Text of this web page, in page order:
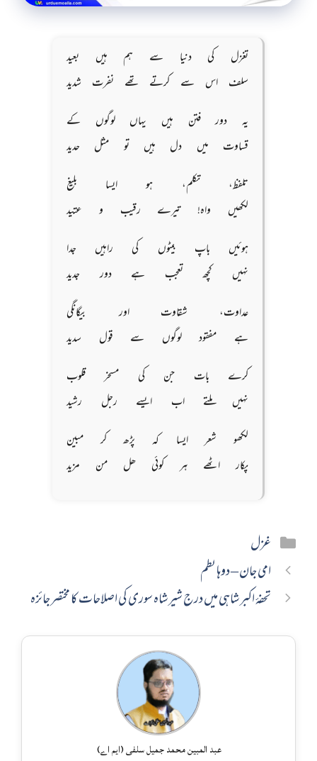
تغزل کی دنیا سے ہم ہیں بعید
سلف اس سے کرتے تھے نفرت شدید
یہ دور فتن ہیں یہاں لوگوں کے
قساوت میں دل ہیں تو مثل حدید
تلفظ، تکلم، ہو ایسا بلیغ
لکھیں واہ! تیرے رقیب و عتید
ہوئیں باپ بیٹوں کی راہیں جدا
نہیں کچھ تعجب ہے دور جدید
عداوت، شقاوت اور بیگانگی
ہے مفقود لوگوں سے قول سدید
کرے بات جن کی مسخر قلوب
نہیں ملتے اب ایسے رجل رشید
لکھو شعر ایسا کہ پڑھ کر مبین
پکار اٹھے ہر کوئی ھل من مزید
Categories
غزل
امی جان – دوہا نظم
تحفۂ اکبر شاہی میں درج شیر شاہ سوری کی اصلاحات کا مختصر جائزہ
عبد المبین محمد جمیل سلفی (ایم اے)